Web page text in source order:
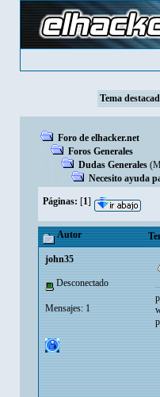
Tema
Foro de elhacker.net
Foros Generales
Dudas Generales
Necesito ayuda
Páginas: [1]
Autor
john35
Desconectado
Mensajes: 1